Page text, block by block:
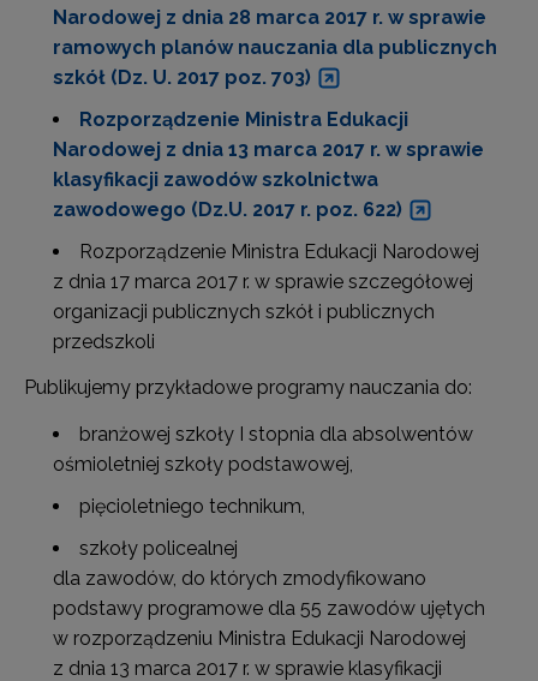
Narodowej z dnia 28 marca 2017 r. w sprawie
ramowych planów nauczania dla publicznych
szkół (Dz. U. 2017 poz. 703)
Rozporządzenie Ministra Edukacji
Narodowej z dnia 13 marca 2017 r. w sprawie
klasyfikacji zawodów szkolnictwa
zawodowego (Dz.U. 2017 r. poz. 622)
Rozporządzenie Ministra Edukacji Narodowej
z dnia 17 marca 2017 r. w sprawie szczegółowej
organizacji publicznych szkół i publicznych
przedszkoli
Publikujemy przykładowe programy nauczania do:
branżowej szkoły I stopnia dla absolwentów
ośmioletniej szkoły podstawowej,
pięcioletniego technikum,
szkoły policealnej
dla zawodów, do których zmodyfikowano
podstawy programowe dla 55 zawodów ujętych
w rozporządzeniu Ministra Edukacji Narodowej
z dnia 13 marca 2017 r. w sprawie klasyfikacji